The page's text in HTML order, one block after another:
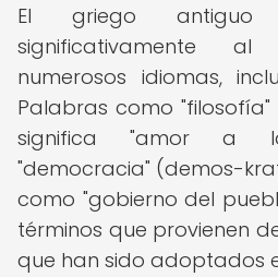
El griego antiguo
significativamente
numerosos idiomas,
Palabras como
significa "amor a
"democracia" (demos-
como "gobierno del
términos que provienen
que han sido adoptados